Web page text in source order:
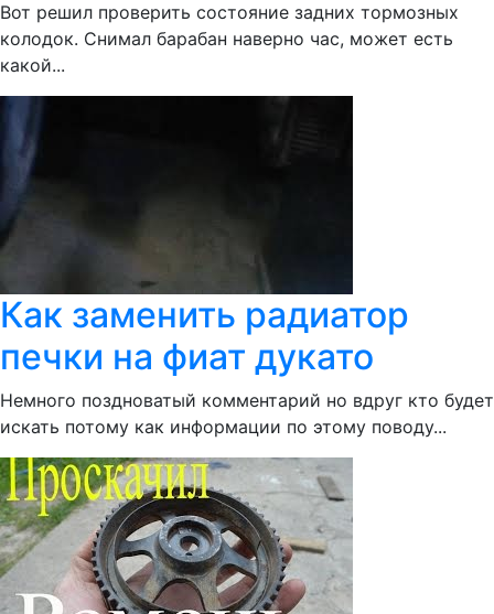
Вот решил проверить состояние задних тормозных
колодок. Снимал барабан наверно час, может есть
какой...
Как заменить радиатор
печки на фиат дукато
Немного поздноватый комментарий но вдруг кто будет
искать потому как информации по этому поводу...